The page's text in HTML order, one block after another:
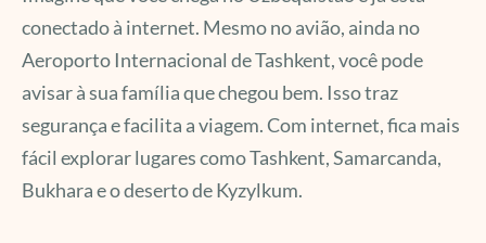
conectado à internet. Mesmo no avião, ainda no
Aeroporto Internacional de Tashkent, você pode
avisar à sua família que chegou bem. Isso traz
segurança e facilita a viagem. Com internet, fica mais
fácil explorar lugares como Tashkent, Samarcanda,
Bukhara e o deserto de Kyzylkum.